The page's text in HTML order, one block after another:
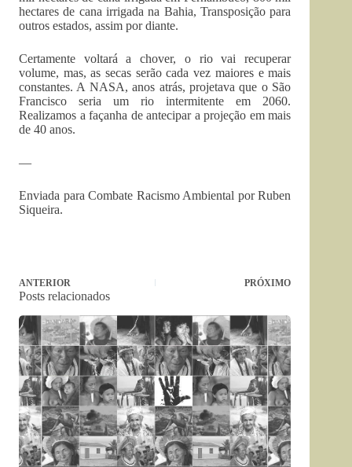
hectares de cana irrigada na Bahia, Transposição para
outros estados, assim por diante.
Certamente voltará a chover, o rio vai recuperar
volume, mas, as secas serão cada vez maiores e mais
constantes. A NASA, anos atrás, projetava que o São
Francisco seria um rio intermitente em 2060.
Realizamos a façanha de antecipar a projeção em mais
de 40 anos.
—
Enviada para Combate Racismo Ambiental por Ruben
Siqueira.
ANTERIOR PRÓXIMO
Posts relacionados